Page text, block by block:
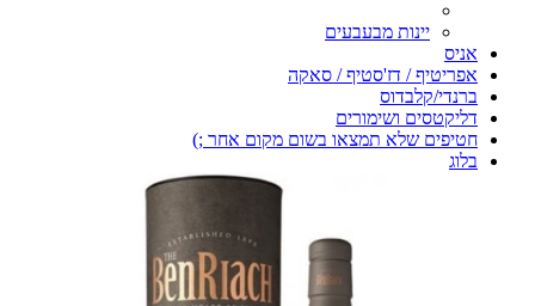
יינות מבעבעים
אניס
אפריטיף / דז'סטיף / סאקה
ברנדי/קלבדוס
דליקטסים ושימורים
חטיפים שלא תמצאו בשום מקום אחר ;)
בלוג